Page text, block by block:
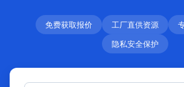
免费获取报价 工厂直供资源
隐私安全保护